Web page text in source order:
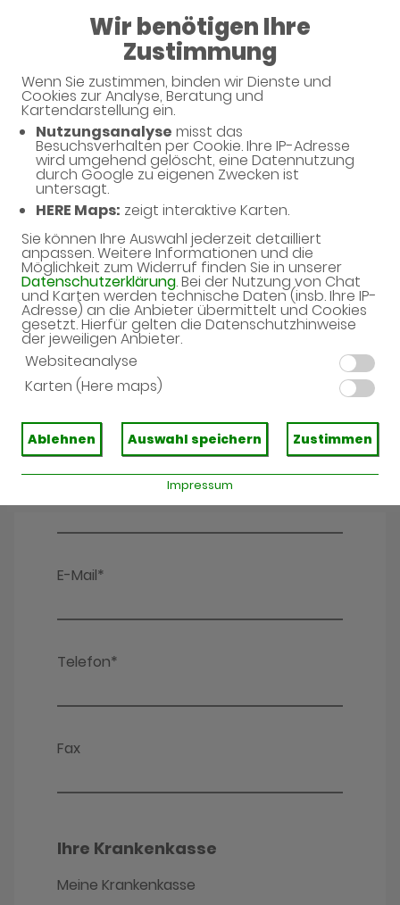
Wir benötigen Ihre
Zustimmung
Wenn Sie zustimmen, binden wir Dienste und
Cookies zur Analyse, Beratung und
Kartendarstellung ein.
Nutzungsanalyse misst das
Besuchsverhalten per Cookie. Ihre IP-Adresse
wird umgehend gelöscht, eine Datennutzung
durch Google zu eigenen Zwecken ist
untersagt.
HERE Maps: zeigt interaktive Karten.
Sie können Ihre Auswahl jederzeit detailliert
anpassen. Weitere Informationen und die
Möglichkeit zum Widerruf finden Sie in unserer
Datenschutzerklärung. Bei der Nutzung von Chat
und Karten werden technische Daten (insb. Ihre IP-
Adresse) an die Anbieter übermittelt und Cookies
gesetzt. Hierfür gelten die Datenschutzhinweise
der jeweiligen Anbieter.
Websiteanalyse
Karten (Here maps)
Ablehnen Auswahl speichern Zustimmen
Impressum
Apotheke im Ärztehaus Dierkow
Unverbindliche Arzneimittel-
Reservierung
Apotheke im Ärztehaus Dierkow
Hannes-Meyer-Platz 7, 18146 Rostock
Eine Bearbeitung und Abholung der unverbindlichen
Arzneimittel-Reservierung ist nur während der
Öffnungszeiten möglich.